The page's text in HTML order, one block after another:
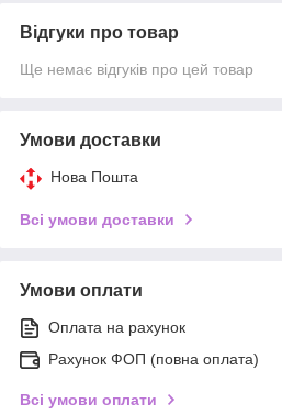
Відгуки про товар
Ще немає відгуків про цей товар
Умови доставки
Нова Пошта
Всі умови доставки
Умови оплати
Оплата на рахунок
Рахунок ФОП (повна оплата)
Всі умови оплати